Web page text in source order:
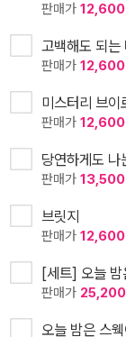
판매가 12,600
고백해도 되는
판매가 12,600
미스터리 브이
판매가 12,600
당연하게도
판매가 13,500
브릿지
판매가 12,600
[세트] 오늘
판매가 25,200
오늘 밤은 스